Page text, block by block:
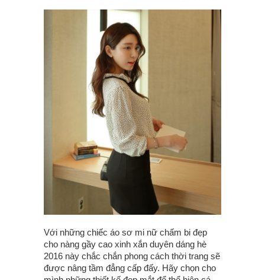
Với những chiếc áo sơ mi nữ chấm bi đẹp
cho nàng gầy cao xinh xắn duyên dáng hè
2016 này chắc chắn phong cách thời trang sẽ
được nâng tầm đẳng cấp đấy. Hãy chọn cho